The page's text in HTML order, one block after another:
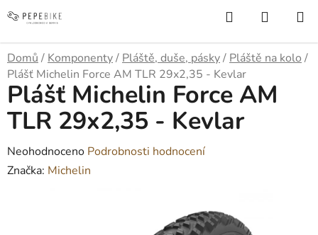
na
Hledat
KOŠÍK
Domů / Komponenty/ Pláště, duše, pásky/ Pláště na kolo /
Plášť Michelin Force AM TLR 29x2,35 - Kevlar
Plášť Michelin Force AM
TLR 29x2,35 - Kevlar
Průměrné
hodnocení
Neohodnoceno Podrobnosti hodnocení
Značka: Michelin